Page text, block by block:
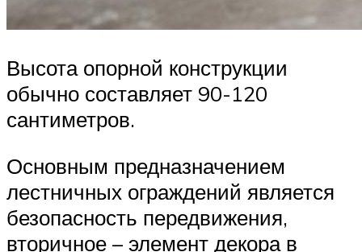
Высота опорной конструкции
обычно составляет 90-120
сантиметров.
Основным предназначением
лестничных ограждений является
безопасность передвижения,
вторичное – элемент декора в